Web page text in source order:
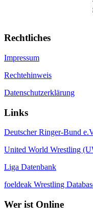
Rechtliches
Impressum
Rechtehinweis
Datenschutzerklärung
Links
Deutscher Ringer-Bund
United World Wrestling
Liga Datenbank
foeldeak Wrestling
Wer ist Online